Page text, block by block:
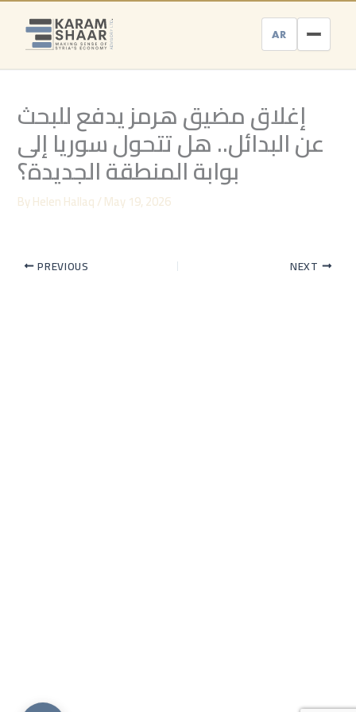
Skip
content
AR
إغلاق مضيق هرمز يدفع للبحث
عن البدائل.. هل تتحول سوريا إلى
بوابة المنطقة الجديدة؟
ByHelen Hallaq/May 19, 2026
PREVIOUS NEXT